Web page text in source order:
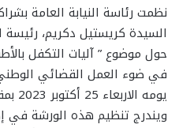
نظمت رئاسة النيابة العامة
السيدة كريستيل دكريم، رئيسة
حول موضوع ” آليات التكفل
في ضوء العمل القضائي الوطني
يومه الاربعاء 25 أكتوبر 2023 بمقر رئاسة النيابة العامة بالرباط.
ويندرج تنظيم هذه الورشة في